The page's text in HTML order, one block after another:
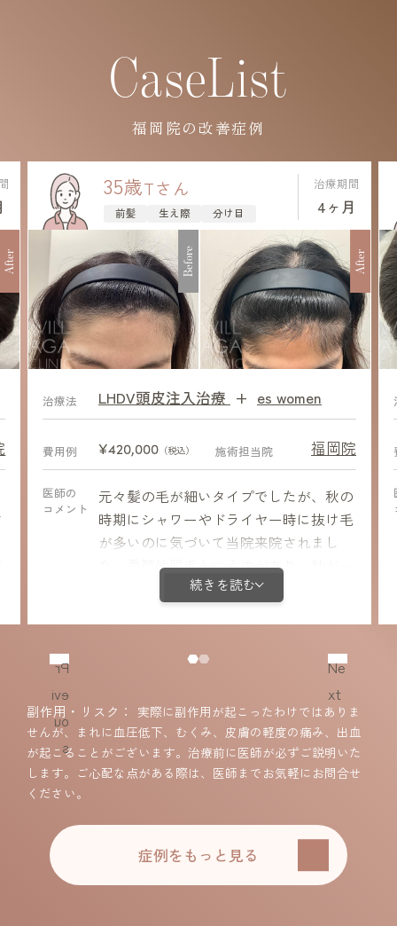
CaseList
福岡院の改善症例
Pr
evi
ou
s
After
35歳Tさん
前髪 生え際 分け目
治療期間
4ヶ月
Before After
After
治療法 LHDV頭皮注入治療 + es women
費用例 ¥420,000（税込） 施術担当院 福岡院
医師の
コメント
元々髪の毛が細いタイプでしたが、秋の
時期にシャワーやドライヤー時に抜け毛
が多いのに気づいて当院来院されまし
た。季節性脱毛というのがあり、秋が一
番抜け毛が多い時期ですが、この抜け毛
認され、（作成中
続きを読む
Ne
xt
副作用・リスク
実際に副作用が起こったわけではありま
せんが、まれに血圧低下、むくみ、皮膚の軽度の痛み、出血
が起こることがございます。治療前に医師が必ずご説明いた
します。ご心配な点がある際は、医師までお気軽にお問合せ
ください。
症例をもっと見る